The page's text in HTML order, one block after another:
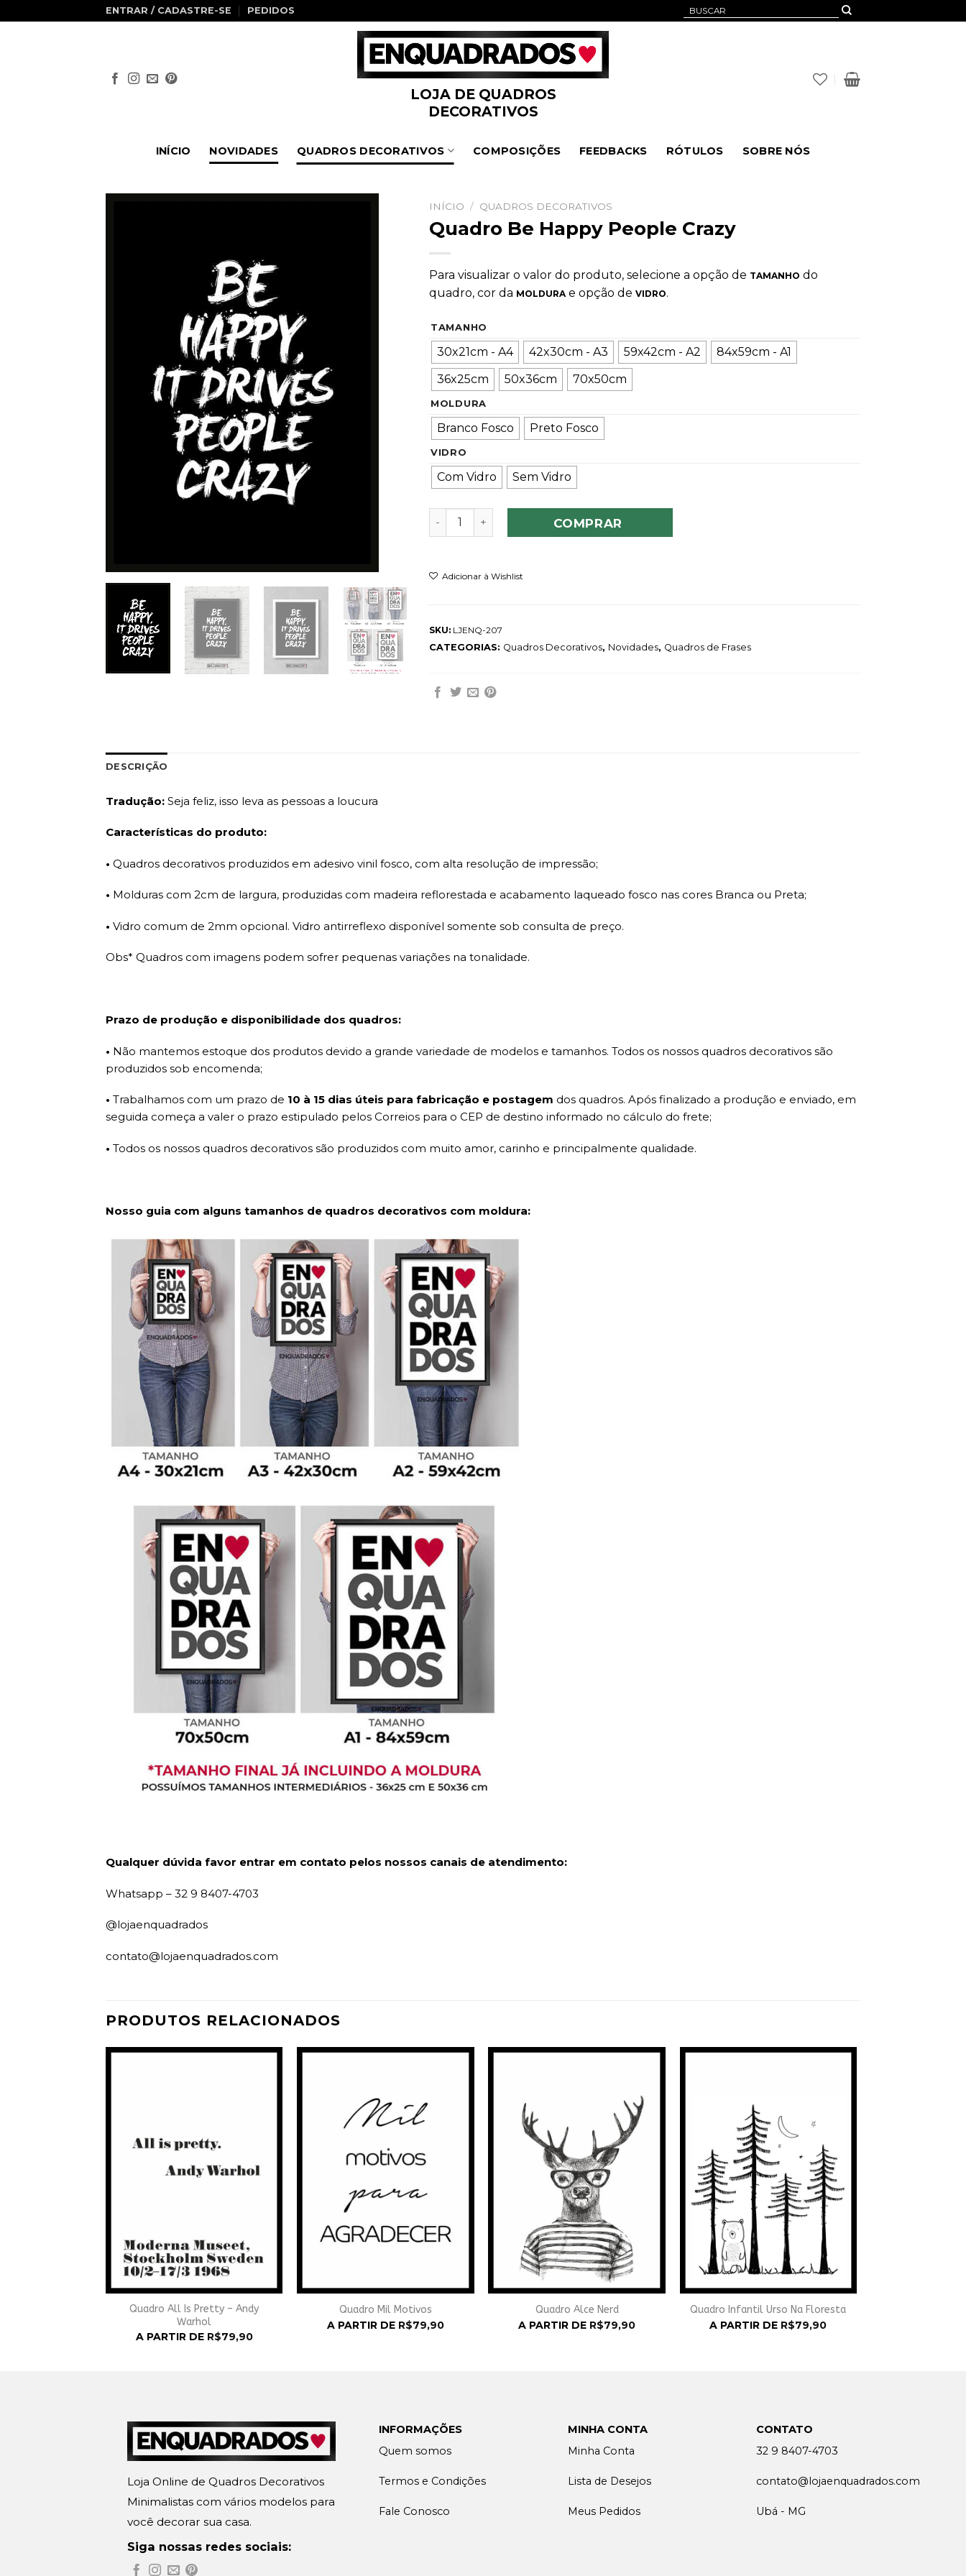
to
ENTRAR / CADASTRE-SE PEDIDOS
Pesquisar
por:
LOJA DE QUADROS
DECORATIVOS
INÍCIO NOVIDADES QUADROS DECORATIVOS COMPOSIÇÕES FEEDBACKS RÓTULOS SOBRE NÓS
INÍCIO / QUADROS DECORATIVOS
Quadro Be Happy People Crazy
Para visualizar o valor do produto, selecione a opção de TAMANHO do
quadro, cor da MOLDURA e opção de VIDRO.
TAMANHO
30x21cm - A4 42x30cm - A3 59x42cm - A2
84x59cm - A1
36x25cm
50x36cm 70x50cm
MOLDURA
Branco Fosco Preto Fosco
VIDRO
Com Vidro Sem Vidro
Quadro Be Happy People Crazy quantidade
COMPRAR
Adicionar à Wishlist
SKU: LJENQ-207
CATEGORIAS: Quadros Decorativos, Novidades, Quadros de Frases
DESCRIÇÃO
Tradução: Seja feliz, isso leva as pessoas a loucura
Características do produto:
• Quadros decorativos produzidos em adesivo vinil fosco, com alta resolução de impressão;
• Molduras com 2cm de largura, produzidas com madeira reflorestada e acabamento laqueado fosco nas cores Branca ou Preta;
• Vidro comum de 2mm opcional. Vidro antirreflexo disponível somente sob consulta de preço.
Obs* Quadros com imagens podem sofrer pequenas variações na tonalidade.
Prazo de produção e disponibilidade dos quadros:
• Não mantemos estoque dos produtos devido a grande variedade de modelos e tamanhos. Todos os nossos quadros decorativos são
produzidos sob encomenda;
• Trabalhamos com um prazo de 10 à 15 dias úteis para fabricação e postagem dos quadros. Após finalizado a produção e enviado, em
seguida começa a valer o prazo estipulado pelos Correios para o CEP de destino informado no cálculo do frete;
• Todos os nossos quadros decorativos são produzidos com muito amor, carinho e principalmente qualidade.
Nosso guia com alguns tamanhos de quadros decorativos com moldura:
Qualquer dúvida favor entrar em contato pelos nossos canais de atendimento:
Whatsapp – 32 9 8407-4703
@lojaenquadrados
contato@lojaenquadrados.com
PRODUTOS RELACIONADOS
Adicionar
Quadro All Is Pretty – Andy
Warhol
A PARTIR DE R$79,90
Adicionar
Quadro Mil Motivos
A PARTIR DE R$79,90
Adicionar
Quadro Alce Nerd
A PARTIR DE R$79,90
Adicionar
Quadro Infantil Urso Na Floresta
A PARTIR DE R$79,90
Loja Online de Quadros Decorativos
Minimalistas com vários modelos para
você decorar sua casa.
Siga nossas redes sociais:
INFORMAÇÕES
Quem somos
Termos e Condições
Fale Conosco
MINHA CONTA
Minha Conta
Lista de Desejos
Meus Pedidos
CONTATO
32 9 8407-4703
contato@lojaenquadrados.com
Ubá - MG